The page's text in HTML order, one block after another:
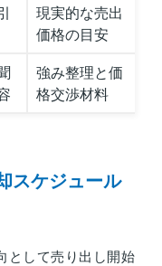
現実的な売出
価格の目安
強み整理と価
格交渉材料
スケジュール
として売り出し開始